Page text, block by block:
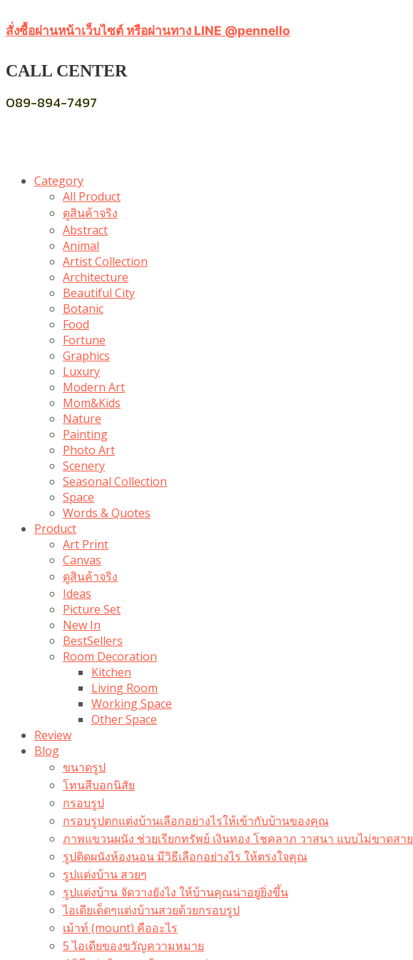
สั่งซื้อผ่านหน้าเว็บไซต์ หรือผ่านทาง LINE @pennello
CALL CENTER
089-894-7497
Category
All Product
ดูสินค้าจริง
Abstract
Animal
Artist Collection
Architecture
Beautiful City
Botanic
Food
Fortune
Graphics
Luxury
Modern Art
Mom&Kids
Nature
Painting
Photo Art
Scenery
Seasonal Collection
Space
Words & Quotes
Product
Art Print
Canvas
ดูสินค้าจริง
Ideas
Picture Set
New In
BestSellers
Room Decoration
Kitchen
Living Room
Working Space
Other Space
Review
Blog
ขนาดรูป
โทนสีบอกนิสัย
กรอบรูป
กรอบรูปตกแต่งบ้านเลือกอย่างไรให้เข้ากับบ้านของคุณ
ภาพแขวนผนัง ช่วยเรียกทรัพย์ เงินทอง โชคลาภ วาสนา แบบไม่ขาดสาย
รูปติดผนังห้องนอน มีวิธีเลือกอย่างไร ให้ตรงใจคุณ
รูปแต่งบ้าน สวยๆ
รูปแต่งบ้าน จัดวางยังไง ให้บ้านคุณน่าอยู่ยิ่งขึ้น
ไอเดียเด็ดๆแต่งบ้านสวยด้วยกรอบรูป
เม้าท์ (mount) คืออะไร​
5 ไอเดียของขวัญความหมาย